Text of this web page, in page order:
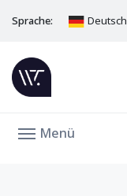
Sprache: Deutsch
Menü